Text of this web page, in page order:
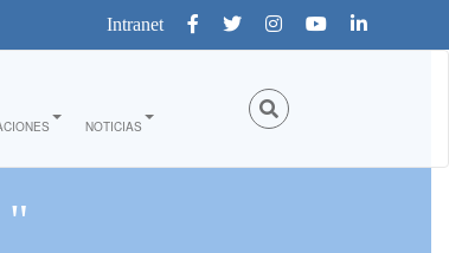
Intranet
NOTICIAS
"